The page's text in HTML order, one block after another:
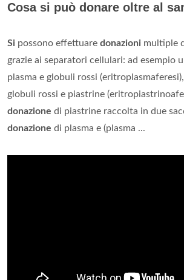
Cosa si può donare oltre al
Si possono effettuare donazioni multiple
grazie ai separatori cellulari: ad esempio
plasma e globuli rossi
globuli rossi e piastrine
donazione di piastrine raccolta in due
donazione di plasma e (plasma ...